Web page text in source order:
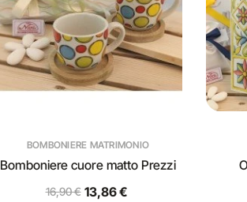
BOMBONIERE MATRIMONIO
Bomboniere cuore matto Prezzi
16,90 € 13,86 €